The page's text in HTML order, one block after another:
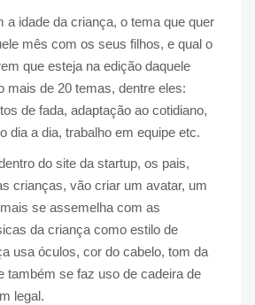
a idade da criança, o tema que quer
mês com os seus filhos, e qual o
que esteja na edição daquele
mais de 20 temas, dentre eles:
de fada, adaptação ao cotidiano,
dia a dia, trabalho em equipe etc.
do site da startup, os pais,
crianças, vão criar um avatar, um
se assemelha com as
da criança como estilo de
usa óculos, cor do cabelo, tom da
também se faz uso de cadeira de
legal.